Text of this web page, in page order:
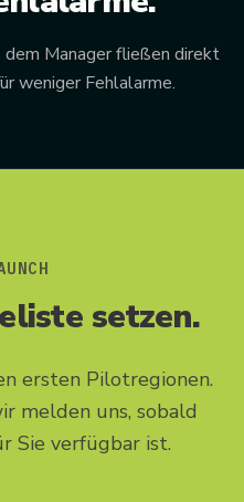
Manager fließen direkt
weniger Fehlalarme.
setzen.
ersten Pilotregionen.
melden uns, sobald
Sie verfügbar ist.